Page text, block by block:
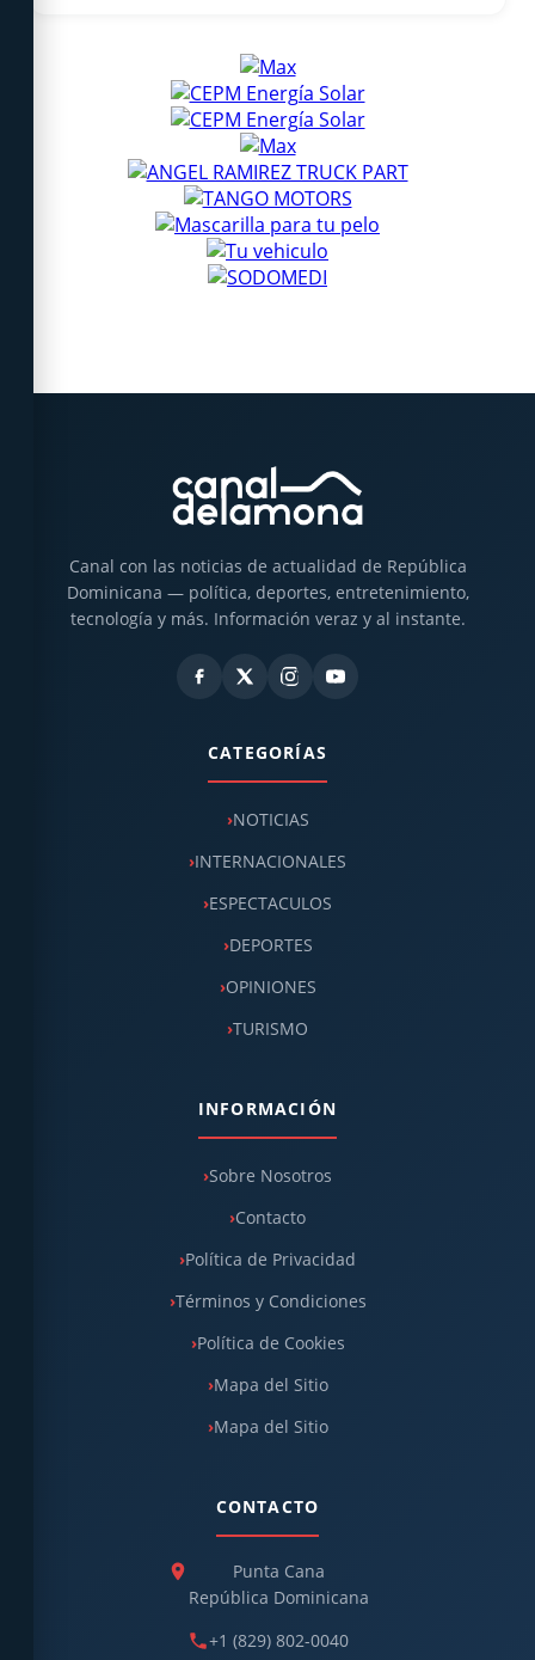
Canal con las noticias de actualidad de República
Dominicana — política, deportes, entretenimiento,
tecnología y más. Información veraz y al instante.
CATEGORÍAS
NOTICIAS
INTERNACIONALES
ESPECTACULOS
DEPORTES
OPINIONES
TURISMO
INFORMACIÓN
Sobre Nosotros
Contacto
Política de Privacidad
Términos y Condiciones
Política de Cookies
Mapa del Sitio
Mapa del Sitio
CONTACTO
Punta Cana
República Dominicana
+1 (829) 802-0040